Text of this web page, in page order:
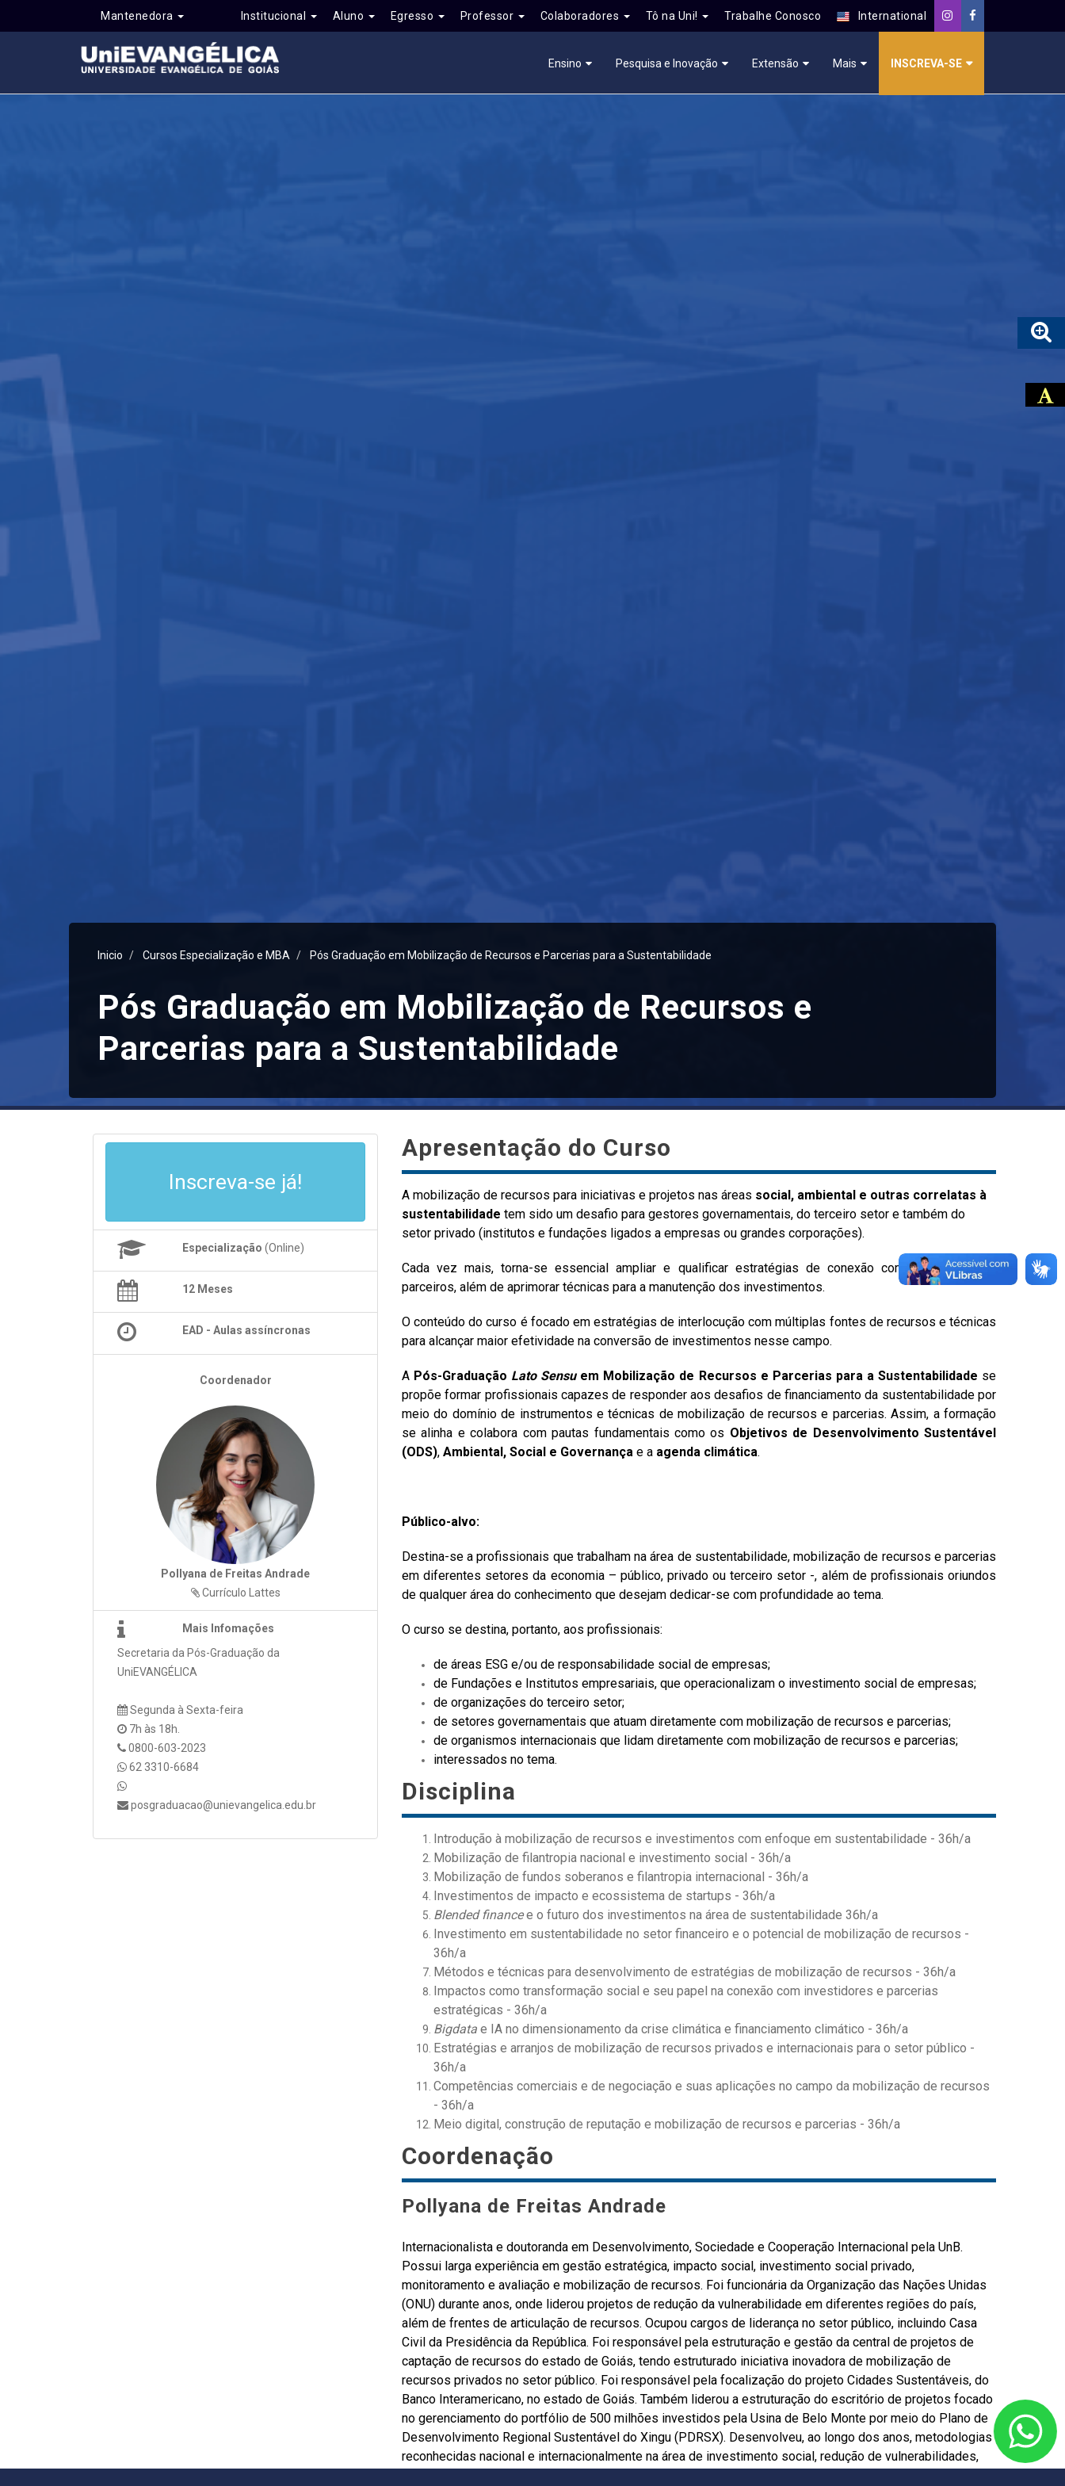
Mantenedora Institucional Aluno Egresso Professor Colaboradores Tô na Uni! Trabalhe Conosco International
Ensino Pesquisa e Inovação Extensão Mais INSCREVA-SE
Inicio Cursos Especialização e MBA Pós Graduação em Mobilização de Recursos e Parcerias para a Sustentabilidade
Pós Graduação em Mobilização de Recursos e
Parcerias para a Sustentabilidade
Inscreva-se já!
Especialização (Online)
12 Meses
EAD - Aulas assíncronas
Coordenador
Pollyana de Freitas Andrade
Currículo Lattes
Mais Infomações
Secretaria da Pós-Graduação da
UniEVANGÉLICA
Segunda à Sexta-feira
7h às 18h.
0800-603-2023
62 3310-6684
posgraduacao@unievangelica.edu.br
Apresentação do Curso
A mobilização de recursos para iniciativas e projetos nas áreas social, ambiental e outras correlatas à
sustentabilidade tem sido um desafio para gestores governamentais, do terceiro setor e também do
setor privado (institutos e fundações ligados a empresas ou grandes corporações).
Cada vez mais, torna-se essencial ampliar e qualificar estratégias de conexão com investidores e
parceiros, além de aprimorar técnicas para a manutenção dos investimentos.
O conteúdo do curso é focado em estratégias de interlocução com múltiplas fontes de recursos e técnicas
para alcançar maior efetividade na conversão de investimentos nesse campo.
A Pós-Graduação Lato Sensuem Mobilização de Recursos e Parcerias para a Sustentabilidade se
propõe formar profissionais capazes de responder aos desafios de financiamento da sustentabilidade por
meio do domínio de instrumentos e técnicas de mobilização de recursos e parcerias. Assim, a formação
se alinha e colabora com pautas fundamentais como os Objetivos de Desenvolvimento Sustentável
(ODS), Ambiental, Social e Governança e a agenda climática.
Público-alvo:
Destina-se a profissionais que trabalham na área de sustentabilidade, mobilização de recursos e parcerias
em diferentes setores da economia – público, privado ou terceiro setor -, além de profissionais oriundos
de qualquer área do conhecimento que desejam dedicar-se com profundidade ao tema.
O curso se destina, portanto, aos profissionais:
de áreas ESG e/ou de responsabilidade social de empresas;
de Fundações e Institutos empresariais, que operacionalizam o investimento social de empresas;
de organizações do terceiro setor;
de setores governamentais que atuam diretamente com mobilização de recursos e parcerias;
de organismos internacionais que lidam diretamente com mobilização de recursos e parcerias;
interessados no tema.
Disciplina
Introdução à mobilização de recursos e investimentos com enfoque em sustentabilidade - 36h/a
Mobilização de filantropia nacional e investimento social - 36h/a
Mobilização de fundos soberanos e filantropia internacional - 36h/a
Investimentos de impacto e ecossistema de startups - 36h/a
Blended financee o futuro dos investimentos na área de sustentabilidade 36h/a
Investimento em sustentabilidade no setor financeiro e o potencial de mobilização de recursos -
36h/a
Métodos e técnicas para desenvolvimento de estratégias de mobilização de recursos - 36h/a
Impactos como transformação social e seu papel na conexão com investidores e parcerias
estratégicas - 36h/a
Bigdata e IA no dimensionamento da crise climática e financiamento climático - 36h/a
Estratégias e arranjos de mobilização de recursos privados e internacionais para o setor público -
36h/a
Competências comerciais e de negociação e suas aplicações no campo da mobilização de recursos
- 36h/a
Meio digital, construção de reputação e mobilização de recursos e parcerias - 36h/a
Coordenação
Pollyana de Freitas Andrade
Internacionalista e doutoranda em Desenvolvimento, Sociedade e Cooperação Internacional pela UnB.
Possui larga experiência em gestão estratégica, impacto social, investimento social privado,
monitoramento e avaliação e mobilização de recursos. Foi funcionária da Organização das Nações Unidas
(ONU) durante anos, onde liderou projetos de redução da vulnerabilidade em diferentes regiões do país,
além de frentes de articulação de recursos. Ocupou cargos de liderança no setor público, incluindo Casa
Civil da Presidência da República. Foi responsável pela estruturação e gestão da central de projetos de
captação de recursos do estado de Goiás, tendo estruturado iniciativa inovadora de mobilização de
recursos privados no setor público. Foi responsável pela focalização do projeto Cidades Sustentáveis, do
Banco Interamericano, no estado de Goiás. Também liderou a estruturação do escritório de projetos focado
no gerenciamento do portfólio de 500 milhões investidos pela Usina de Belo Monte por meio do Plano de
Desenvolvimento Regional Sustentável do Xingu (PDRSX). Desenvolveu, ao longo dos anos, metodologias
reconhecidas nacional e internacionalmente na área de investimento social, redução de vulnerabilidades,